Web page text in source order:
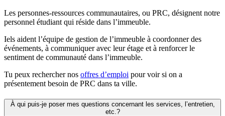
Les personnes-ressources communautaires, ou PRC, désignent notre
personnel étudiant qui réside dans l’immeuble.
Iels aident l’équipe de gestion de l’immeuble à coordonner des
événements, à communiquer avec leur étage et à renforcer le
sentiment de communauté dans l’immeuble.
Tu peux rechercher nos offres d’emploi pour voir si on a
présentement besoin de PRC dans ta ville.
À qui puis-je poser mes questions concernant les services, l’entretien,
etc.?